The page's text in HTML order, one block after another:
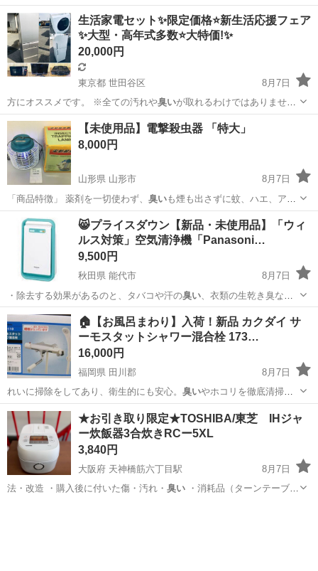
内容 ＼フラッシュメモリの製造を行う工場で半導体製造装置の保守・
点検のお仕事／ 新工場新設に伴い、請負現場の立ち上げを行います！
※立ち上げ時期目安：2...
岩手 北上市 その他
生活家電セット✨限定価格⭐️新生活応援フェア
✨大型・高年式多数⭐️大特価!✨
20,000円
東京都 世田谷区
8月7日
方にオススメです。 ※全ての汚れや臭いが取れるわけではありませ
ん。 …
東京 世田谷区 生活家電 商品
【未使用品】電撃殺虫器 「特大」
8,000円
山形県 山形市
8月7日
「商品特徴」 薬剤を一切使わず、 臭いも煙も出さずに蚊、ハエ、ア
ブ、ブヨ・・…
山形 山形市 生活家電 特大
😸プライスダウン【新品・未使用品】「ウィ
ルス対策」空気清浄機「Panasoni…
9,500円
秋田県 能代市
8月7日
・除去する効果があるのと、タバコや汗の臭い、衣類の生乾き臭など
の消臭効果がありま…
秋田 能代市 季節、空調家電 Panasonic
🏠【お風呂まわり】入荷！新品 カクダイ サ
ーモスタットシャワー混合栓 173…
16,000円
福岡県 田川郡
8月7日
れいに掃除をしてあり、衛生的にも安心。 臭いやホコリを徹底清掃
（※申しわけござ…
福岡 田川郡 生活家電 ダイソン
★お引き取り限定★TOSHIBA/東芝 IHジャ
ー炊飯器3合炊きRCー5XL
3,840円
大阪府 天神橋筋六丁目駅
8月7日
法・改造 ・購入後に付いた傷・汚れ・ 臭い・消耗品（ターンテーブル